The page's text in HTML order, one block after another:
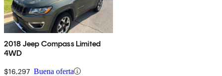
2018 Jeep Compass Limited
4WD
$16,297 Buena oferta